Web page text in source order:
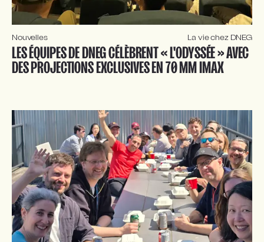
Nouvelles La vie chez DNEG
LES ÉQUIPES DE DNEG CÉLÈBRENT « L'ODYSSÉE » AVEC
DES PROJECTIONS EXCLUSIVES EN 70 MM IMAX